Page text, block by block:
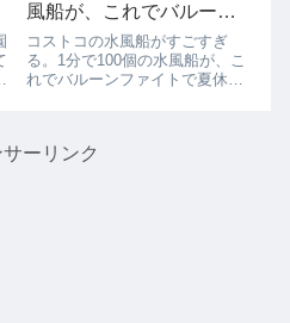
風船が、これでバルーン
ファイトで夏休みをエン
ジョイ
コストコの水風船がすごすぎ
る。1分で100個の水風船が、こ
れでバルーンファイトで夏休み
喜ぶコストコのビーチグッツの
ーリンク